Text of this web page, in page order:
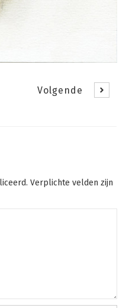
Volgende
Verplichte velden zijn